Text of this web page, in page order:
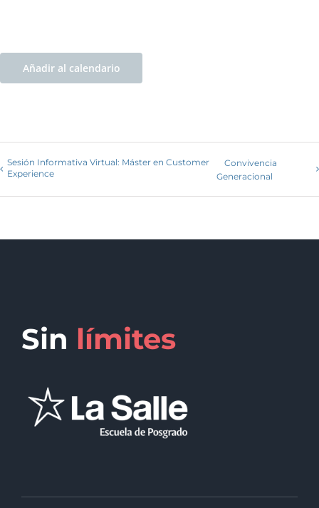
Añadir al calendario
Sesión Informativa Virtual: Máster en Customer
Experience
Convivencia
Generacional
Sin límites